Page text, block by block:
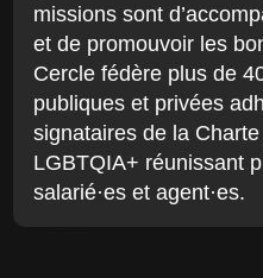
missions sont
et de promouvoir les
Cercle fédère plus de
publiques et privées
signataires de la Charte
LGBTQIA+ réunissant
salarié·es et agent·es.